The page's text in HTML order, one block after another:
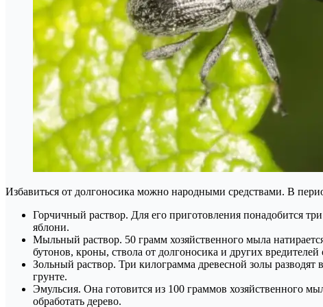
Избавиться от долгоносика можно народными средствами. В
Горчичный раствор. Для его приготовления понадобится
яблони.
Мыльный раствор. 50 грамм хозяйственного мыла
бутонов, кроны, ствола от долгоносика и других вредителей
Зольный раствор. Три килограмма древесной золы
грунте.
Эмульсия. Она готовится из 100 граммов хозяйственного
обработать дерево.